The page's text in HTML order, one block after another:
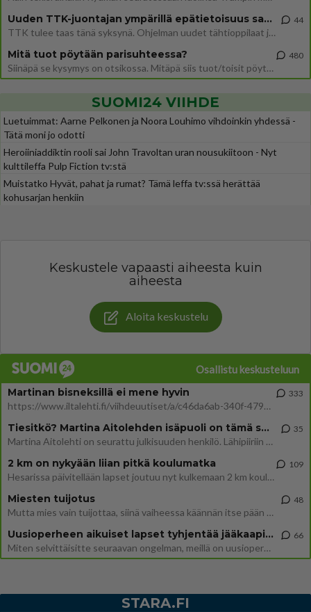
Uuden TTK-juontajan ympärillä epätietoisuus sakenee - Nyt MTV hämmentää soppaa
TTK tulee taas tänä syksynä. Ohjelman uudet tähtioppilaat julkistetaan torstaina 6. elokuuta klo 14 alkavassa lehdistö
44
Mitä tuot pöytään parisuhteessa?
Siinäpä se kysymys on otsikossa. Mitäpä siis tuot/toisit pöytään parisuhteessa? Oletko mies vai nainen? Koetko sen mitä
480
SUOMI24 VIIHDE
Luetuimmat: Aarne Pelkonen ja Noora Louhimo vihdoinkin yhdessä -
Tätä moni jo odotti
Heroiiniaddiktin rooli sai John Travoltan uran nousukiitoon - Nyt
kulttileffa Pulp Fiction tv:stä
Muistatko Hyvät, pahat ja rumat? Tämä leffa tv:ssä herättää
kohusarjan henkiin
Keskustele vapaasti aiheesta kuin
aiheesta
Aloita keskustelu
Osallistu keskusteluun
Martinan bisneksillä ei mene hyvin
https://www.iltalehti.fi/viihdeuutiset/a/c46da6ab-340f-4790-aaa7-0865eed2336 Yrityksen konkurssihakemus on tullut kärä
333
Tiesitkö? Martina Aitolehden isäpuoli on tämä suosittu laulaja
Martina Aitolehti on seurattu julkisuuden henkilö. Lähipiiriin mahtuu muitakin tunnettuja henkilöitä. Tiesitkö, että Ma
35
2 km on nykyään liian pitkä koulumatka
Hesarissa päivitellään lapset joutuu nyt kulkemaan 2 km kouluun jösses. Ruostefillarilla tuo matka menee vaikka miten äk
109
Miesten tuijotus
Mutta mies vain tuijottaa, siinä vaiheessa käännän itse pään pois. Mikä juttu? Yleensä jos joku tuijottaa tai katsoo, hä
48
Uusioperheen aikuiset lapset tyhjentää jääkaapin käydessään
Miten selvittäisitte seuraavan ongelman, meillä on uusioperhe, minulla teini-ikäiset lapset ja puolisolla aikuiset, jotk
66
STARA.FI